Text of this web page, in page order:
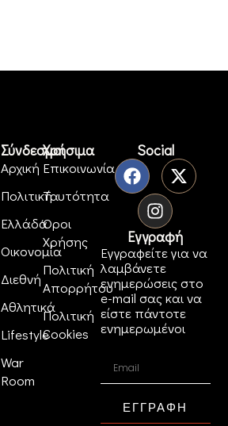
Σύνδεσμοι
Αρχική
Πολιτική
Ελλάδα
Οικονομία
Διεθνή
Αθλητικά
Lifestyle
War
Room
Χρήσιμα
Επικοινωνία
Ταυτότητα
Όροι
Χρήσης
Πολιτική
Απορρήτου
Πολιτική
Cookies
Social
Εγγραφή
Εγγραφείτε για να
λαμβάνετε
ενημερώσεις στο
e-mail σας και να
είστε πάντοτε
ενημερωμένοι
ΕΓΓΡΑΦΗ